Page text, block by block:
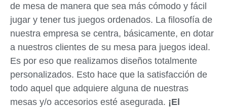
de mesa de manera que sea más cómodo y fácil
jugar y tener tus juegos ordenados. La filosofía de
nuestra empresa se centra, básicamente, en dotar
a nuestros clientes de su mesa para juegos ideal.
Es por eso que realizamos diseños totalmente
personalizados. Esto hace que la satisfacción de
todo aquel que adquiere alguna de nuestras
mesas y/o accesorios esté asegurada. ¡El